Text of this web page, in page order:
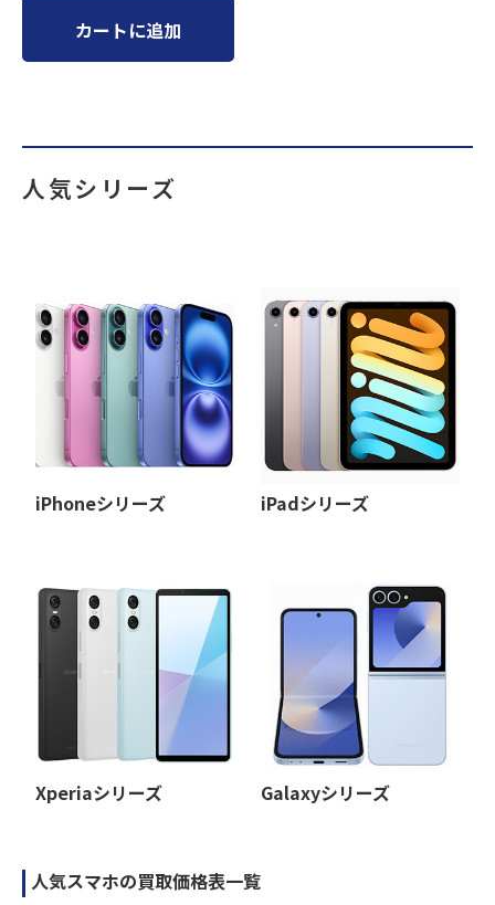
カートに追加
人気シリーズ
iPhoneシリーズ iPadシリーズ
Xperiaシリーズ Galaxyシリーズ
人気スマホの買取価格表一覧